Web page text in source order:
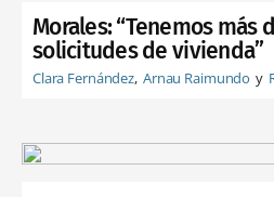
Morales: “Tenemos más
solicitudes de vivienda”
Clara Fernández Arnau Raimundo